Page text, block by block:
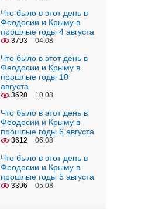
Что было в этот день в
Феодосии и Крыму в
прошлые годы 4 августа
3793 04.08
Что было в этот день в
Феодосии и Крыму в
прошлые годы 10
августа
3628 10.08
Что было в этот день в
Феодосии и Крыму в
прошлые годы 6 августа
3612 06.08
Что было в этот день в
Феодосии и Крыму в
прошлые годы 5 августа
3396 05.08